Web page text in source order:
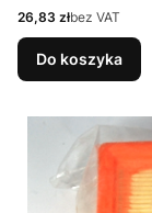
Cena
26,83 złbez VAT
Do koszyka